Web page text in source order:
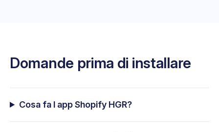
Domande prima di installare
Cosa fa l app Shopify HGR?